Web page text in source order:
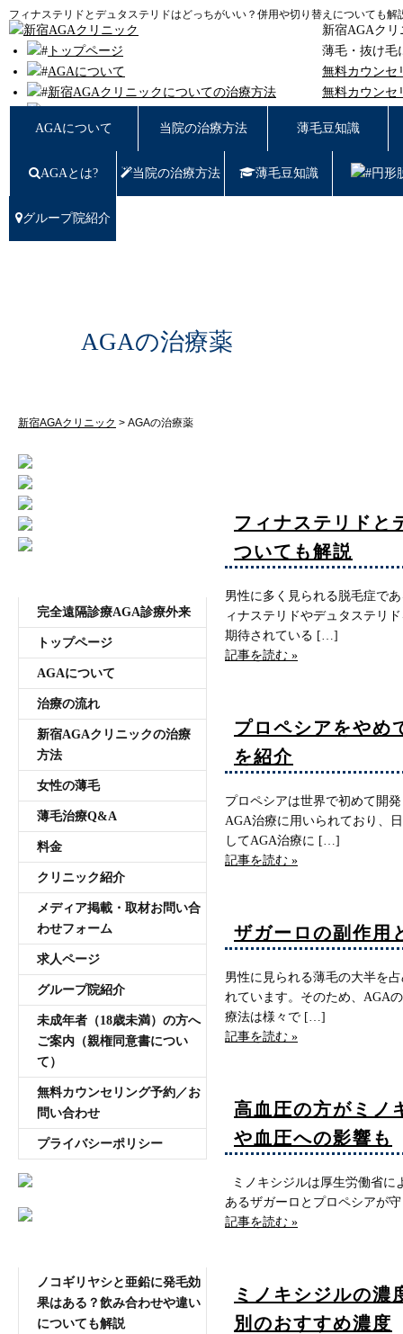
フィナステリドとデュタステリドはどっちがいい？併用や切り替えについても解
トップページ
AGAについて
新宿AGAクリニックについての治療方法
円形脱毛
症例写真
治療の流れ
プライバシーポリシー
受付時間11:00~20:00 年中無休
新宿AGAクリ
薄毛・抜け毛
無料カウンセ
無料カウンセ
AGAについて
当院の治療方法 薄毛豆知識
AGAとは? 当院の治療方法 薄毛豆知識 円形
グループ院紹介
AGAの治療薬
新宿AGAクリニック > AGAの治療薬
フィナステリドと
ついても解説
男性に多く見られる脱毛症で
ィナステリドやデュタステリ
期待されている […]
記事を読む »
プロペシアをやめ
を紹介
プロペシアは世界で初めて開
AGA治療に用いられており、
してAGA治療に […]
記事を読む »
ザガーロの副作用
男性に見られる薄毛の大半を
れています。そのため、AGA
療法は様々で […]
記事を読む »
高血圧の方がミノ
や血圧への影響も
ミノキシジルは厚生労働省
あるザガーロとプロペシアが
記事を読む »
ミノキシジルの濃
別のおすすめ濃度
完全遠隔診療AGA診療外来
トップページ
AGAについて
治療の流れ
新宿AGAクリニックの治療
方法
女性の薄毛
薄毛治療Q&A
料金
クリニック紹介
メディア掲載・取材お問い合
わせフォーム
求人ページ
グループ院紹介
未成年者（18歳未満）の方へ
ご案内（親権同意書につい
て）
無料カウンセリング予約／お
問い合わせ
プライバシーポリシー
ノコギリヤシと亜鉛に発毛効
果はある？飲み合わせや違い
についても解説